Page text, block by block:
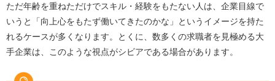
ただ年齢を重ねただけでスキル・経験をもたない人は、企業目線で
いうと「向上心をもたず働いてきたのかな」というイメージを持た
れるケースが多くなります。とくに、数多くの求職者を見極める大
手企業は、このような視点がシビアである場合があります。